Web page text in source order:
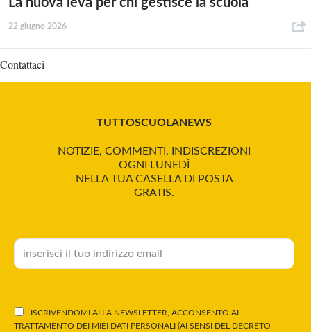
La nuova leva per chi gestisce la scuola
22 giugno 2026
Contattaci
TUTTOSCUOLANEWS
NOTIZIE, COMMENTI, INDISCREZIONI
OGNI LUNEDÌ
NELLA TUA CASELLA DI POSTA
GRATIS.
ISCRIVENDOMI ALLA NEWSLETTER, ACCONSENTO AL
TRATTAMENTO DEI MIEI DATI PERSONALI (AI SENSI DEL DECRETO